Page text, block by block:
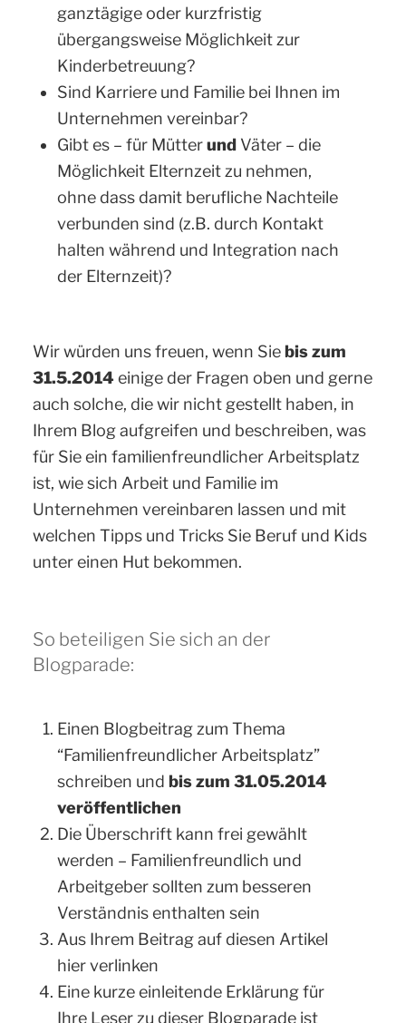
ganztägige oder kurzfristig
übergangsweise Möglichkeit zur
Kinderbetreuung?
Sind Karriere und Familie bei Ihnen im
Unternehmen vereinbar?
Gibt es – für Mütterund Väter – die
Möglichkeit Elternzeit zu nehmen,
ohne dass damit berufliche Nachteile
verbunden sind (z.B. durch Kontakt
halten während und Integration nach
der Elternzeit)?
Wir würden uns freuen, wenn Siebis zum
31.5.2014 einige der Fragen oben und gerne
auch solche, die wir nicht gestellt haben, in
Ihrem Blog aufgreifen und beschreiben, was
für Sie ein familienfreundlicher Arbeitsplatz
ist, wie sich Arbeit und Familie im
Unternehmen vereinbaren lassen und mit
welchen Tipps und Tricks Sie Beruf und Kids
unter einen Hut bekommen.
So beteiligen Sie sich an der
Blogparade:
Einen Blogbeitrag zum Thema
“Familienfreundlicher Arbeitsplatz”
schreiben und bis zum 31.05.2014
veröffentlichen
Die Überschrift kann frei gewählt
werden – Familienfreundlich und
Arbeitgeber sollten zum besseren
Verständnis enthalten sein
Aus Ihrem Beitrag auf diesen Artikel
hier verlinken
Eine kurze einleitende Erklärung für
Ihre Leser zu dieser Blogparade ist